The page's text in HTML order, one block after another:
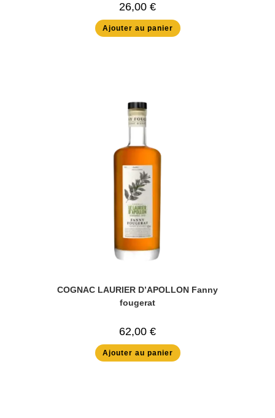
26,00 €
Ajouter au panier
COGNAC LAURIER D’APOLLON Fanny
fougerat
62,00 €
Ajouter au panier